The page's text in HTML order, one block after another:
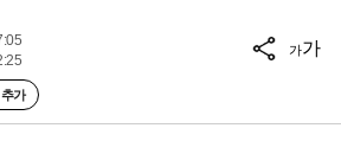
가
가가